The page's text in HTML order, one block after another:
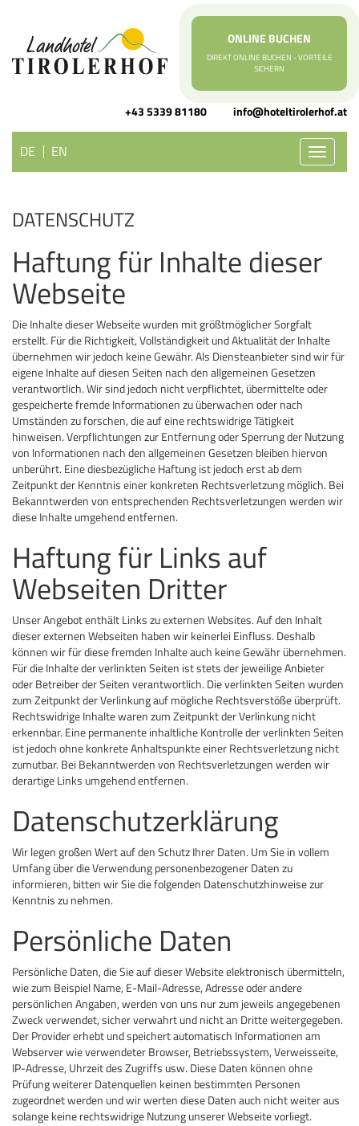
ONLINE BUCHEN
DIREKT ONLINE BUCHEN - VORTEILE
SICHERN
+43 5339 81180 info@hoteltirolerhof.at
Toggle
DE EN
DATENSCHUTZ
Haftung für Inhalte dieser
Webseite
Die Inhalte dieser Webseite wurden mit größtmöglicher Sorgfalt
erstellt. Für die Richtigkeit, Vollständigkeit und Aktualität der Inhalte
übernehmen wir jedoch keine Gewähr. Als Diensteanbieter sind wir für
eigene Inhalte auf diesen Seiten nach den allgemeinen Gesetzen
verantwortlich. Wir sind jedoch nicht verpflichtet, übermittelte oder
gespeicherte fremde Informationen zu überwachen oder nach
Umständen zu forschen, die auf eine rechtswidrige Tätigkeit
hinweisen. Verpflichtungen zur Entfernung oder Sperrung der Nutzung
von Informationen nach den allgemeinen Gesetzen bleiben hiervon
unberührt. Eine diesbezügliche Haftung ist jedoch erst ab dem
Zeitpunkt der Kenntnis einer konkreten Rechtsverletzung möglich. Bei
Bekanntwerden von entsprechenden Rechtsverletzungen werden wir
diese Inhalte umgehend entfernen.
Haftung für Links auf
Webseiten Dritter
Unser Angebot enthält Links zu externen Websites. Auf den Inhalt
dieser externen Webseiten haben wir keinerlei Einfluss. Deshalb
können wir für diese fremden Inhalte auch keine Gewähr übernehmen.
Für die Inhalte der verlinkten Seiten ist stets der jeweilige Anbieter
oder Betreiber der Seiten verantwortlich. Die verlinkten Seiten wurden
zum Zeitpunkt der Verlinkung auf mögliche Rechtsverstöße überprüft.
Rechtswidrige Inhalte waren zum Zeitpunkt der Verlinkung nicht
erkennbar. Eine permanente inhaltliche Kontrolle der verlinkten Seiten
ist jedoch ohne konkrete Anhaltspunkte einer Rechtsverletzung nicht
zumutbar. Bei Bekanntwerden von Rechtsverletzungen werden wir
derartige Links umgehend entfernen.
Datenschutzerklärung
Wir legen großen Wert auf den Schutz Ihrer Daten. Um Sie in vollem
Umfang über die Verwendung personenbezogener Daten zu
informieren, bitten wir Sie die folgenden Datenschutzhinweise zur
Kenntnis zu nehmen.
Persönliche Daten
Persönliche Daten, die Sie auf dieser Website elektronisch übermitteln,
wie zum Beispiel Name, E-Mail-Adresse, Adresse oder andere
persönlichen Angaben, werden von uns nur zum jeweils angegebenen
Zweck verwendet, sicher verwahrt und nicht an Dritte weitergegeben.
Der Provider erhebt und speichert automatisch Informationen am
Webserver wie verwendeter Browser, Betriebssystem, Verweisseite,
IP-Adresse, Uhrzeit des Zugriffs usw. Diese Daten können ohne
Prüfung weiterer Datenquellen keinen bestimmten Personen
zugeordnet werden und wir werten diese Daten auch nicht weiter aus
solange keine rechtswidrige Nutzung unserer Webseite vorliegt.